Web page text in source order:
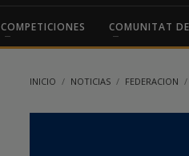
COMPETICIONES COMUNITAT
INICIO NOTICIAS FEDERACION